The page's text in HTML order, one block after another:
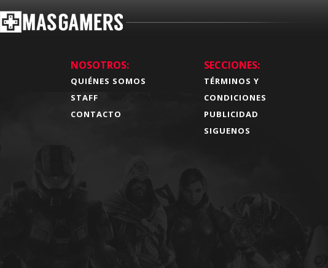
NOSOTROS:
QUIÉNES SOMOS
STAFF
CONTACTO
SECCIONES:
TÉRMINOS Y
CONDICIONES
PUBLICIDAD
SIGUENOS